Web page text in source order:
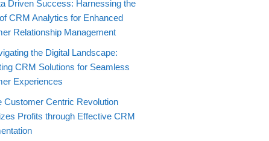
Driven Success: Harnessing the
CRM Analytics for Enhanced
Relationship Management
the Digital Landscape:
CRM Solutions for Seamless
Experiences
Customer Centric Revolution
Profits through Effective CRM